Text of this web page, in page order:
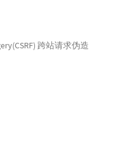
跨站请求伪造